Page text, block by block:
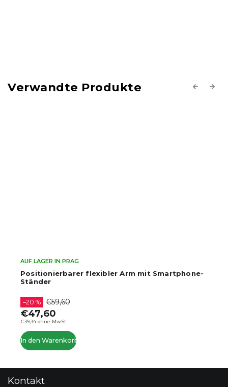
Verwandte Produkte Previous
Positionierbarer flexibler Arm mit Smartphone-
Ständer
AUF LAGER IN PRAG
€39,34 ohne MwSt.
–20 % €59,60
€47,60
In den Warenkorb
Next
Kontakt